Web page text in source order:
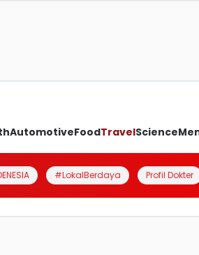
AutomotiveFoodTravelScience
#LokalBerdaya Profil Dokter